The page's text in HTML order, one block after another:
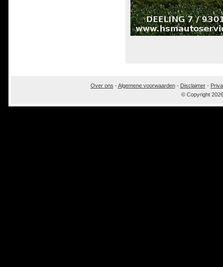
Over ons -Algemene voorwaarden- Disclaimer-
© Copyright